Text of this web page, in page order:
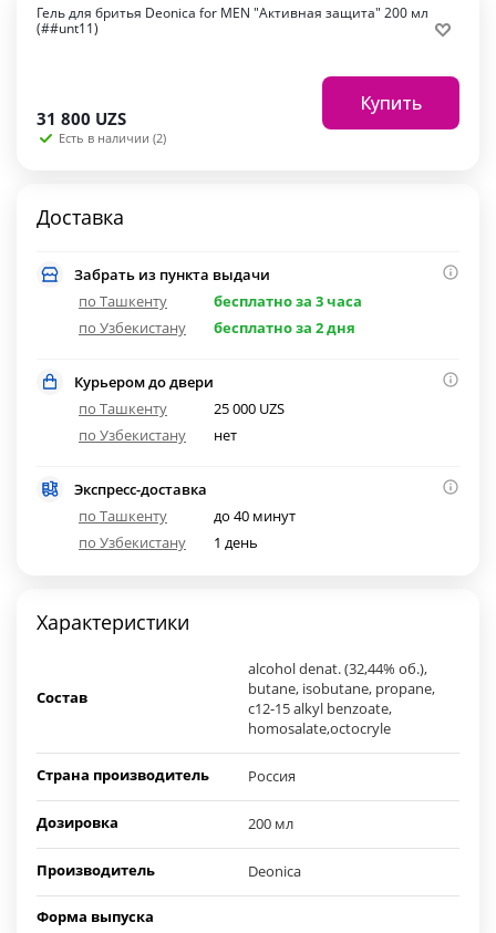
Гель для бритья Deonica for MEN "Активная защита" 200 мл
(##unt11)
31 800 UZS
Есть в наличии (2)
Купить
Доставка
Забрать из пункта выдачи
по Ташкенту
бесплатно за 3 часа
по Узбекистану
бесплатно за 2 дня
Курьером до двери
по Ташкенту
25 000 UZS
по Узбекистану
нет
Экспресс-доставка
по Ташкенту
до 40 минут
по Узбекистану
1 день
Характеристики
Состав
alcohol denat. (32,44% об.),
butane, isobutane, propane,
c12-15 alkyl benzoate,
homosalate,octocryle
Страна производитель Россия
Дозировка 200 мл
Производитель Deonica
Форма выпуска